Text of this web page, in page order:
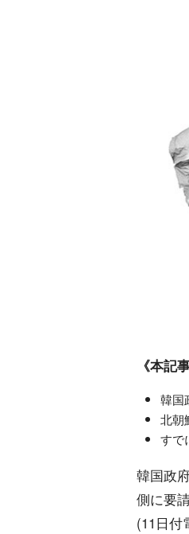
《本記
韓国
北朝
すで
韓国政
側に要
(11日付